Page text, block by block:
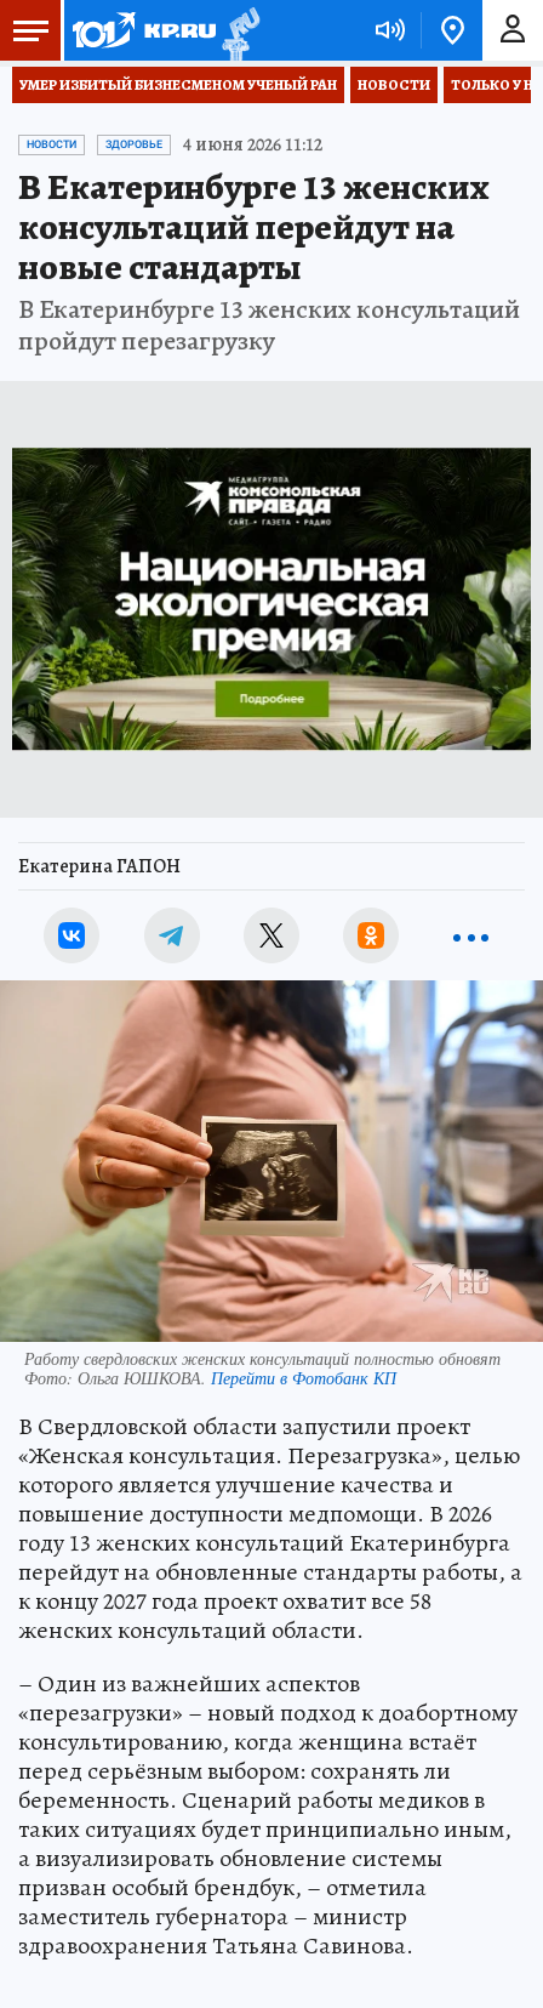
УМЕР ИЗБИТЫЙ БИЗНЕСМЕНОМ УЧЕНЫЙ РАН НОВОСТИ ТОЛЬКО У
НОВОСТИ ЗДОРОВЬЕ 4 июня 2026 11:12
В Екатеринбурге 13 женских
консультаций перейдут на
новые стандарты
В Екатеринбурге 13 женских консультаций
пройдут перезагрузку
Екатерина ГАПОН
Работу свердловских женских консультаций полностью обновят
Фото: Ольга ЮШКОВА. Перейти в Фотобанк КП
В Свердловской области запустили проект
«Женская консультация. Перезагрузка», целью
которого является улучшение качества и
повышение доступности медпомощи. В 2026
году 13 женских консультаций Екатеринбурга
перейдут на обновленные стандарты работы, а
к концу 2027 года проект охватит все 58
женских консультаций области.
– Один из важнейших аспектов
«перезагрузки» – новый подход к доабортному
консультированию, когда женщина встаёт
перед серьёзным выбором: сохранять ли
беременность. Сценарий работы медиков в
таких ситуациях будет принципиально иным,
а визуализировать обновление системы
призван особый брендбук, – отметила
заместитель губернатора – министр
здравоохранения Татьяна Савинова.